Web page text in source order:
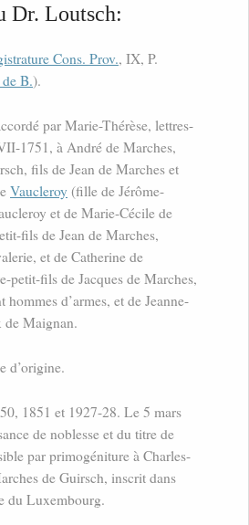
Dr. Loutsch:
Cons. Prov., IX, P.
B.).
par Marie-Thérèse, lettres-
1751, à André de Marches,
fils de Jean de Marches et
Vaucleroy (fille de Jérôme-
et de Marie-Cécile de
fils de Jean de Marches,
et de Catherine de
petit-fils de Jacques de Marches,
hommes d’armes, et de Jeanne-
Maignan.
d’origine.
1851 et 1927-28. Le 5 mars
de noblesse et du titre de
par primogéniture à Charles-
de Guirsch, inscrit dans
du Luxembourg.